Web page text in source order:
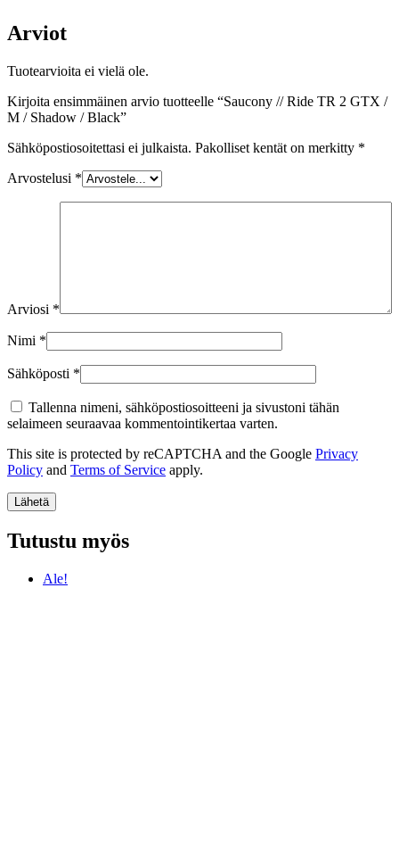
Arviot
Tuotearvioita ei vielä ole.
Kirjoita ensimmäinen arvio tuotteelle “Saucony // Ride TR 2 GTX /
M / Shadow / Black”
Sähköpostiosoitettasi ei julkaista. Pakolliset kentät on merkitty *
Arvostelusi *
Arviosi *
Nimi *
Sähköposti *
Tallenna nimeni, sähköpostiosoitteeni ja sivustoni tähän
selaimeen seuraavaa kommentointikertaa varten.
This site is protected by reCAPTCHA and the Google Privacy
Policy and Terms of Service apply.
Tutustu myös
Ale!